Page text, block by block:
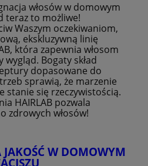
włosów w domowym
teraz to możliwe!
Waszym oczekiwaniom,
ekskluzywną linię
która zapewnia włosom
wygląd. Bogaty skład
dopasowane do
sprawią, że marzenie
stanie się rzeczywistością.
HAIRLAB pozwala
zdrowych włosów!
JAKOŚĆ W DOMOWYM